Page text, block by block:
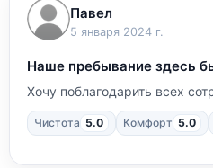
Павел
5 января 2024 г.
Наше пребывание здесь
Хочу поблагодарить всех
Чистота 5.0 Комфорт 5.0